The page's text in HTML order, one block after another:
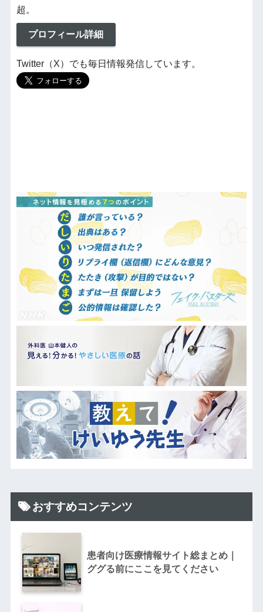
超。
プロフィール詳細
Twitter（X）でも毎日情報発信しています。
おすすめコンテンツ
患者向け医療情報サイト総まとめ｜
ググる前にここを見てください